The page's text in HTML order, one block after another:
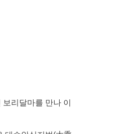
리달마를 만나 이